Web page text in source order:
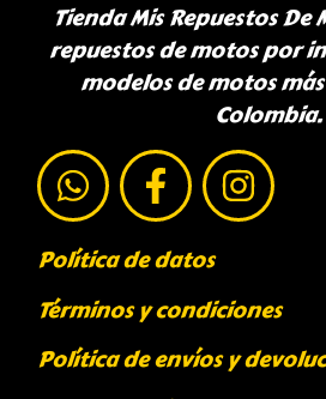
Tienda Mis Repuestos De
repuestos de motos por
modelos de motos
Colombia.
Política de datos
Términos y condiciones
Política de envíos y